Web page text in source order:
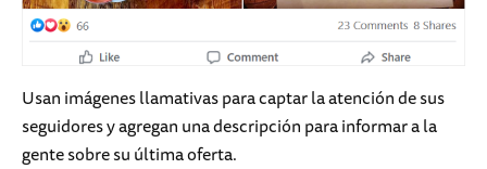
Usan imágenes llamativas para captar la atención de sus
seguidores y agregan una descripción para informar a la
gente sobre su última oferta.